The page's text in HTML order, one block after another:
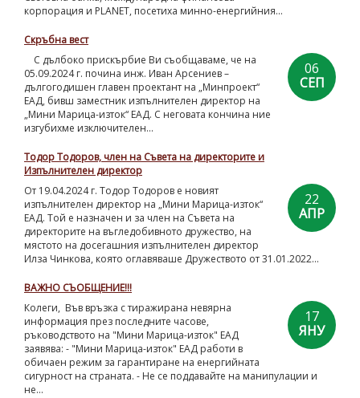
корпорация и PLANET, посетиха минно-енергийния...
Скръбна вест
06
СЕП
С дълбоко прискърбие Ви съобщаваме, че на
05.09.2024 г. почина инж. Иван Арсениев –
дългогодишен главен проектант на „Минпроект“
ЕАД, бивш заместник изпълнителен директор на
„Мини Марица-изток“ ЕАД. С неговата кончина ние
изгубихме изключителен...
Тодор Тодоров, член на Съвета на директорите и
Изпълнителен директор
22
АПР
От 19.04.2024 г. Тодор Тодоров е новият
изпълнителен директор на „Мини Марица-изток“
ЕАД. Той е назначен и за член на Съвета на
директорите на въгледобивното дружество, на
мястото на досегашния изпълнителен директор
Илза Чинкова, която оглавяваше Дружеството от 31.01.2022...
ВАЖНО СЪОБЩЕНИЕ!!!
17
ЯНУ
Колеги, Във връзка с тиражирана невярна
информация през последните часове,
ръководството на "Мини Марица-изток" ЕАД
заявява: - "Мини Марица-изток" ЕАД работи в
обичаен режим за гарантиране на енергийната
сигурност на страната. - Не се поддавайте на манипулации и
не...